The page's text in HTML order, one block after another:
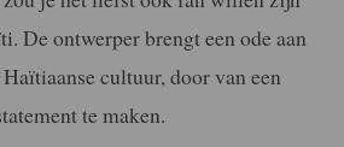
De ontwerper brengt een ode aan
cultuur, door van een
te maken.